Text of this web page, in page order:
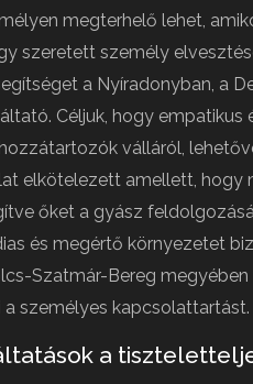
megterhelő lehet,
szeretett személy
a Nyíradonyban, a
Céljuk, hogy
válláról,
elkötelezett amellett,
őket a gyász
és megértő környezetet
Szatmár-Bereg
személyes kapcsolattartást.
a